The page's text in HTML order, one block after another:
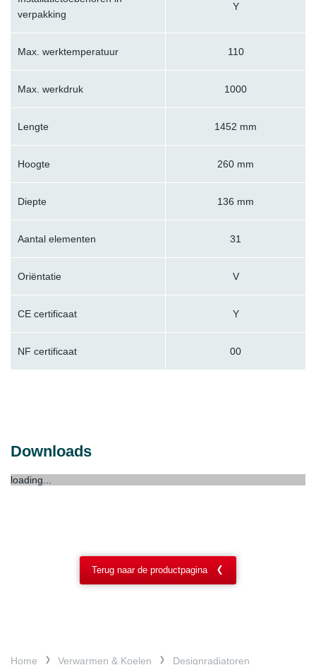
verpakking
Y
Max. werktemperatuur 110
Max. werkdruk 1000
Lengte 1452 mm
Hoogte 260 mm
Diepte 136 mm
Aantal elementen 31
Oriëntatie V
CE certificaat Y
NF certificaat 00
Downloads
loading...
Terug naar de productpagina
Home Verwarmen & Koelen
Designradiatoren